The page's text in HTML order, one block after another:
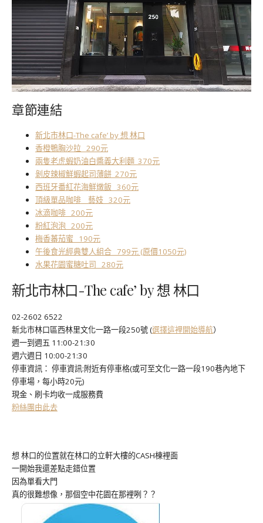
章節連結
新北市林口-The cafe’ by 想 林口
香橙鴨胸沙拉 290元
兩隻老虎蝦奶油白醬義大利麵 370元
剝皮辣椒鮮蝦起司薄餅 270元
西班牙番紅花海鮮燉飯 360元
頂級單品咖啡 藝妓 320元
冰滴咖啡 200元
粉紅泡泡 200元
梅香蕃茄蜜 190元
午後食光經典雙人組合 799元 (原價1050元)
水果花園蜜糖吐司 280元
新北市林口-The cafe’ by 想 林口
02-2602 6522
新北市林口區西林里文化一路一段250號 (選擇這裡開始導航）
週一到週五 11:00-21:30
週六週日 10:00-21:30
停車資訊： 停車資訊:附近有停車格(或可至文化一路一段190巷內地下
停車場，每小時20元)
現金、刷卡均收一成服務費
粉絲團由此去
想 林口的位置就在林口的立軒大樓的CASH棟裡面
一開始我還差點走錯位置
因為單看大門
真的很難想像，那個空中花園在那裡咧？？